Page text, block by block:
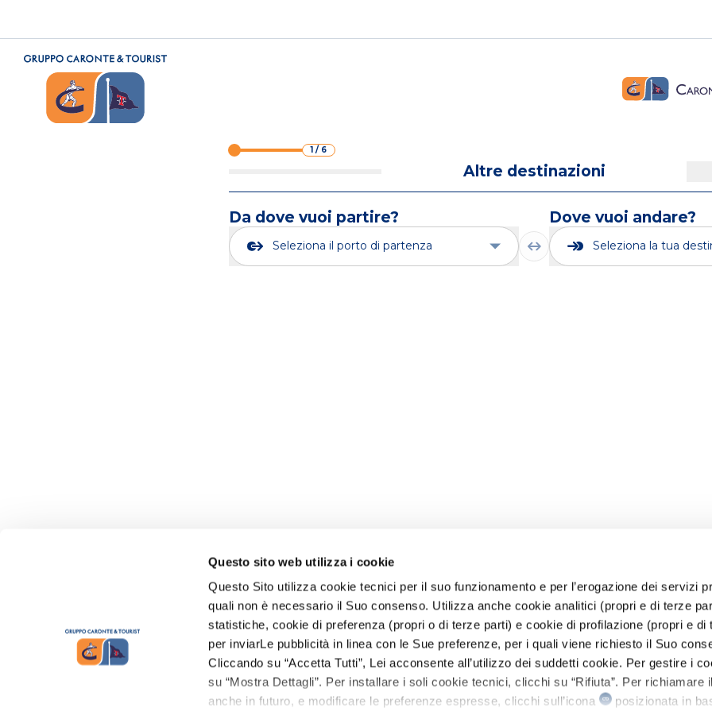
Questo sito web utilizza i cookie
Questo Sito utilizza cookie tecnici per il suo funzionamento e per l’erogazione dei servizi
quali non è necessario il Suo consenso. Utilizza anche cookie analitici (propri e di terze
statistiche, cookie di preferenza (propri o di terze parti) e cookie di profilazione (propri e di
per inviarLe pubblicità in linea con le Sue preferenze, per i quali viene richiesto il Suo
Cliccando su “Accetta Tutti”, Lei acconsente all’utilizzo dei suddetti cookie. Per gestire i
su “Mostra Dettagli”. Per installare i soli cookie tecnici, clicchi su “Rifiuta”. Per richiamare
anche in futuro, e modificare le preferenze espresse, clicchi sull’icona
posizionata in
1/ 6
Altre destinazioni
Da dove vuoi partire?
Seleziona il porto di partenza
Dove vuoi andare?
Seleziona la tua